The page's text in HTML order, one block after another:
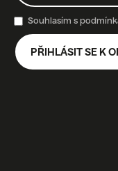
Souhlasím s